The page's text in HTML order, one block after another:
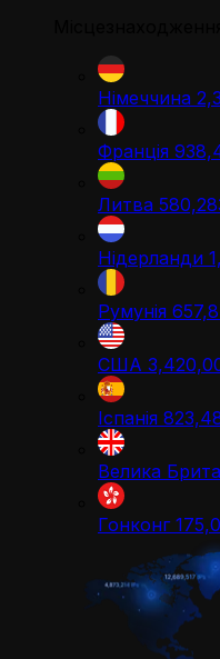
Німеччина
Франція
Литва
Нідерланди
Румунія
США
Іспанія
Велика
Гонконг